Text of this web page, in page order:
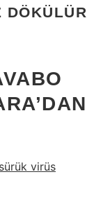
DÖKÜLÜR
virüs